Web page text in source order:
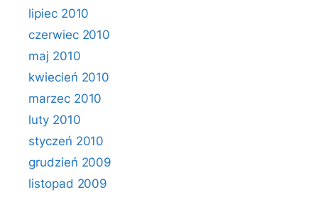
lipiec 2010
czerwiec 2010
maj 2010
kwiecień 2010
marzec 2010
luty 2010
styczeń 2010
grudzień 2009
listopad 2009